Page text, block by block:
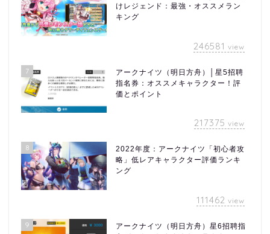
けレジェンド：最強・オススメラン
キング
246581 view
7
アークナイツ（明日方舟）│星5招聘
指名券：オススメキャラクター！評
価とポイント
217375 view
8
2022年度：アークナイツ「初心者攻
略」低レアキャラクター評価ランキ
ング
111462 view
9
アークナイツ（明日方舟）星6招聘指